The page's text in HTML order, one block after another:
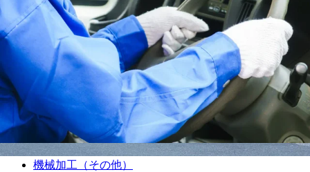
建築施工管理技士
管工事施工管理技士
電気主任技術者
製造職
機械加工（旋盤）
機械加工（マシニング）
機械加工（プレス・板金）
機械加工（樹脂）
機械加工（溶接）
機械加工（その他）